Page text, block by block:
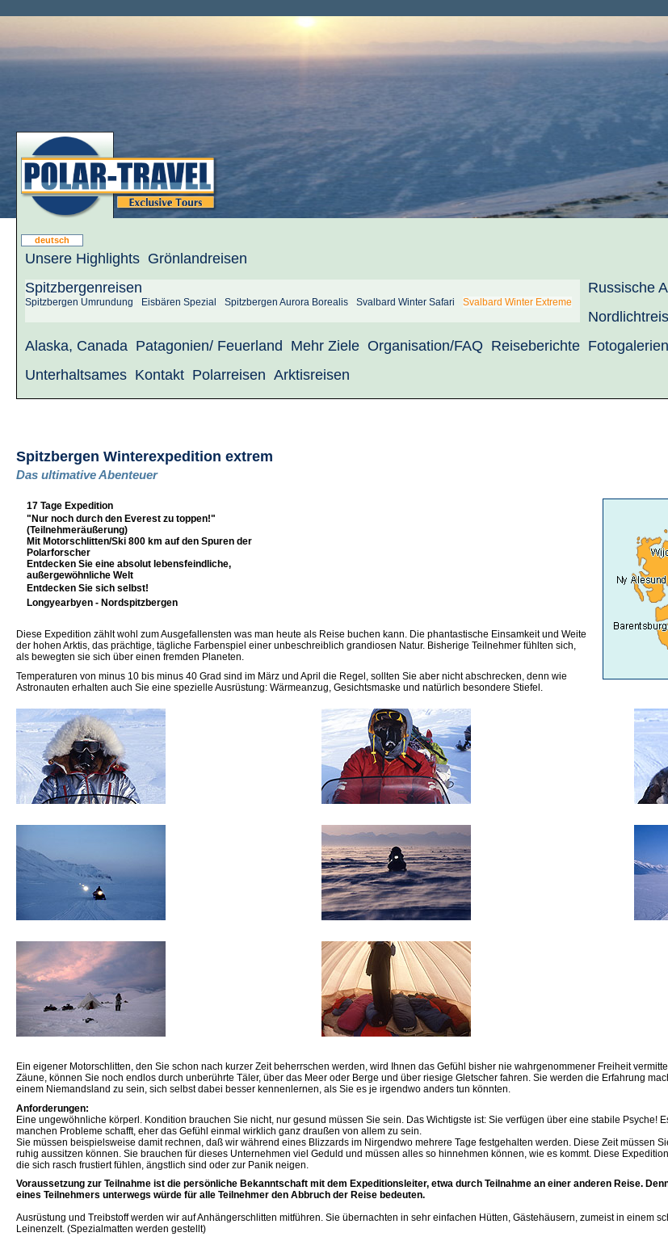
deutsch
Unsere Highlights Grönlandreisen
Spitzbergenreisen
Spitzbergen Umrundung Eisbären Spezial Spitzbergen Aurora Borealis Svalbard Winter Safari Svalbard Winter Extreme
Russische
Alaska, Canada Patagonien/ Feuerland Mehr Ziele Organisation/FAQ Reiseberichte Fotogalerien
Unterhaltsames Kontakt Polarreisen Arktisreisen
Spitzbergen Winterexpedition extrem
Das ultimative Abenteuer
17 Tage Expedition
"Nur noch durch den Everest zu toppen!"
(Teilnehmeräußerung)
Mit Motorschlitten/Ski 800 km auf den Spuren der
Polarforscher
Entdecken Sie eine absolut lebensfeindliche,
außergewöhnliche Welt
Entdecken Sie sich selbst!
Longyearbyen - Nordspitzbergen
Diese Expedition zählt wohl zum Ausgefallensten was man heute als Reise buchen kann. Die phantastische Einsamkeit und Weite
der hohen Arktis, das prächtige, tägliche Farbenspiel einer unbeschreiblich grandiosen Natur. Bisherige Teilnehmer fühlten sich,
als bewegten sie sich über einen fremden Planeten.
Temperaturen von minus 10 bis minus 40 Grad sind im März und April die Regel, sollten Sie aber nicht abschrecken, denn wie
Astronauten erhalten auch Sie eine spezielle Ausrüstung: Wärmeanzug, Gesichtsmaske und natürlich besondere Stiefel.
Ein eigener Motorschlitten, den Sie schon nach kurzer Zeit beherrschen werden, wird Ihnen das Gefühl bisher nie wahrgenommener Freiheit
Zäune, können Sie noch endlos durch unberührte Täler, über das Meer oder Berge und über riesige Gletscher fahren. Sie werden die Erfahrung
einem Niemandsland zu sein, sich selbst dabei besser kennenlernen, als Sie es je irgendwo anders tun könnten.
Anforderungen:
Eine ungewöhnliche körperl. Kondition brauchen Sie nicht, nur gesund müssen Sie sein. Das Wichtigste ist: Sie verfügen über eine stabile Psyche!
manchen Probleme schafft, eher das Gefühl einmal wirklich ganz draußen von allem zu sein.
Sie müssen beispielsweise damit rechnen, daß wir während eines Blizzards im Nirgendwo mehrere Tage festgehalten werden. Diese Zeit müssen
ruhig aussitzen können. Sie brauchen für dieses Unternehmen viel Geduld und müssen alles so hinnehmen können, wie es kommt. Diese
die sich rasch frustiert fühlen, ängstlich sind oder zur Panik neigen.
Voraussetzung zur Teilnahme ist die persönliche Bekanntschaft mit dem Expeditionsleiter, etwa durch Teilnahme an einer anderen Reise.
eines Teilnehmers unterwegs würde für alle Teilnehmer den Abbruch der Reise bedeuten.
Ausrüstung und Treibstoff werden wir auf Anhängerschlitten mitführen. Sie übernachten in sehr einfachen Hütten, Gästehäusern, zumeist in einem
Leinenzelt. (Spezialmatten werden gestellt)